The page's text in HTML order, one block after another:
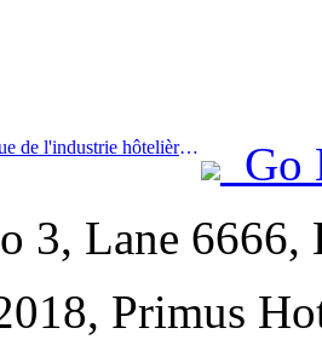
Prev:L'ère post-marque de l'industrie hôtelière : de l'expansion à l'efficacité
Go
3, Lane 6666,
Primus